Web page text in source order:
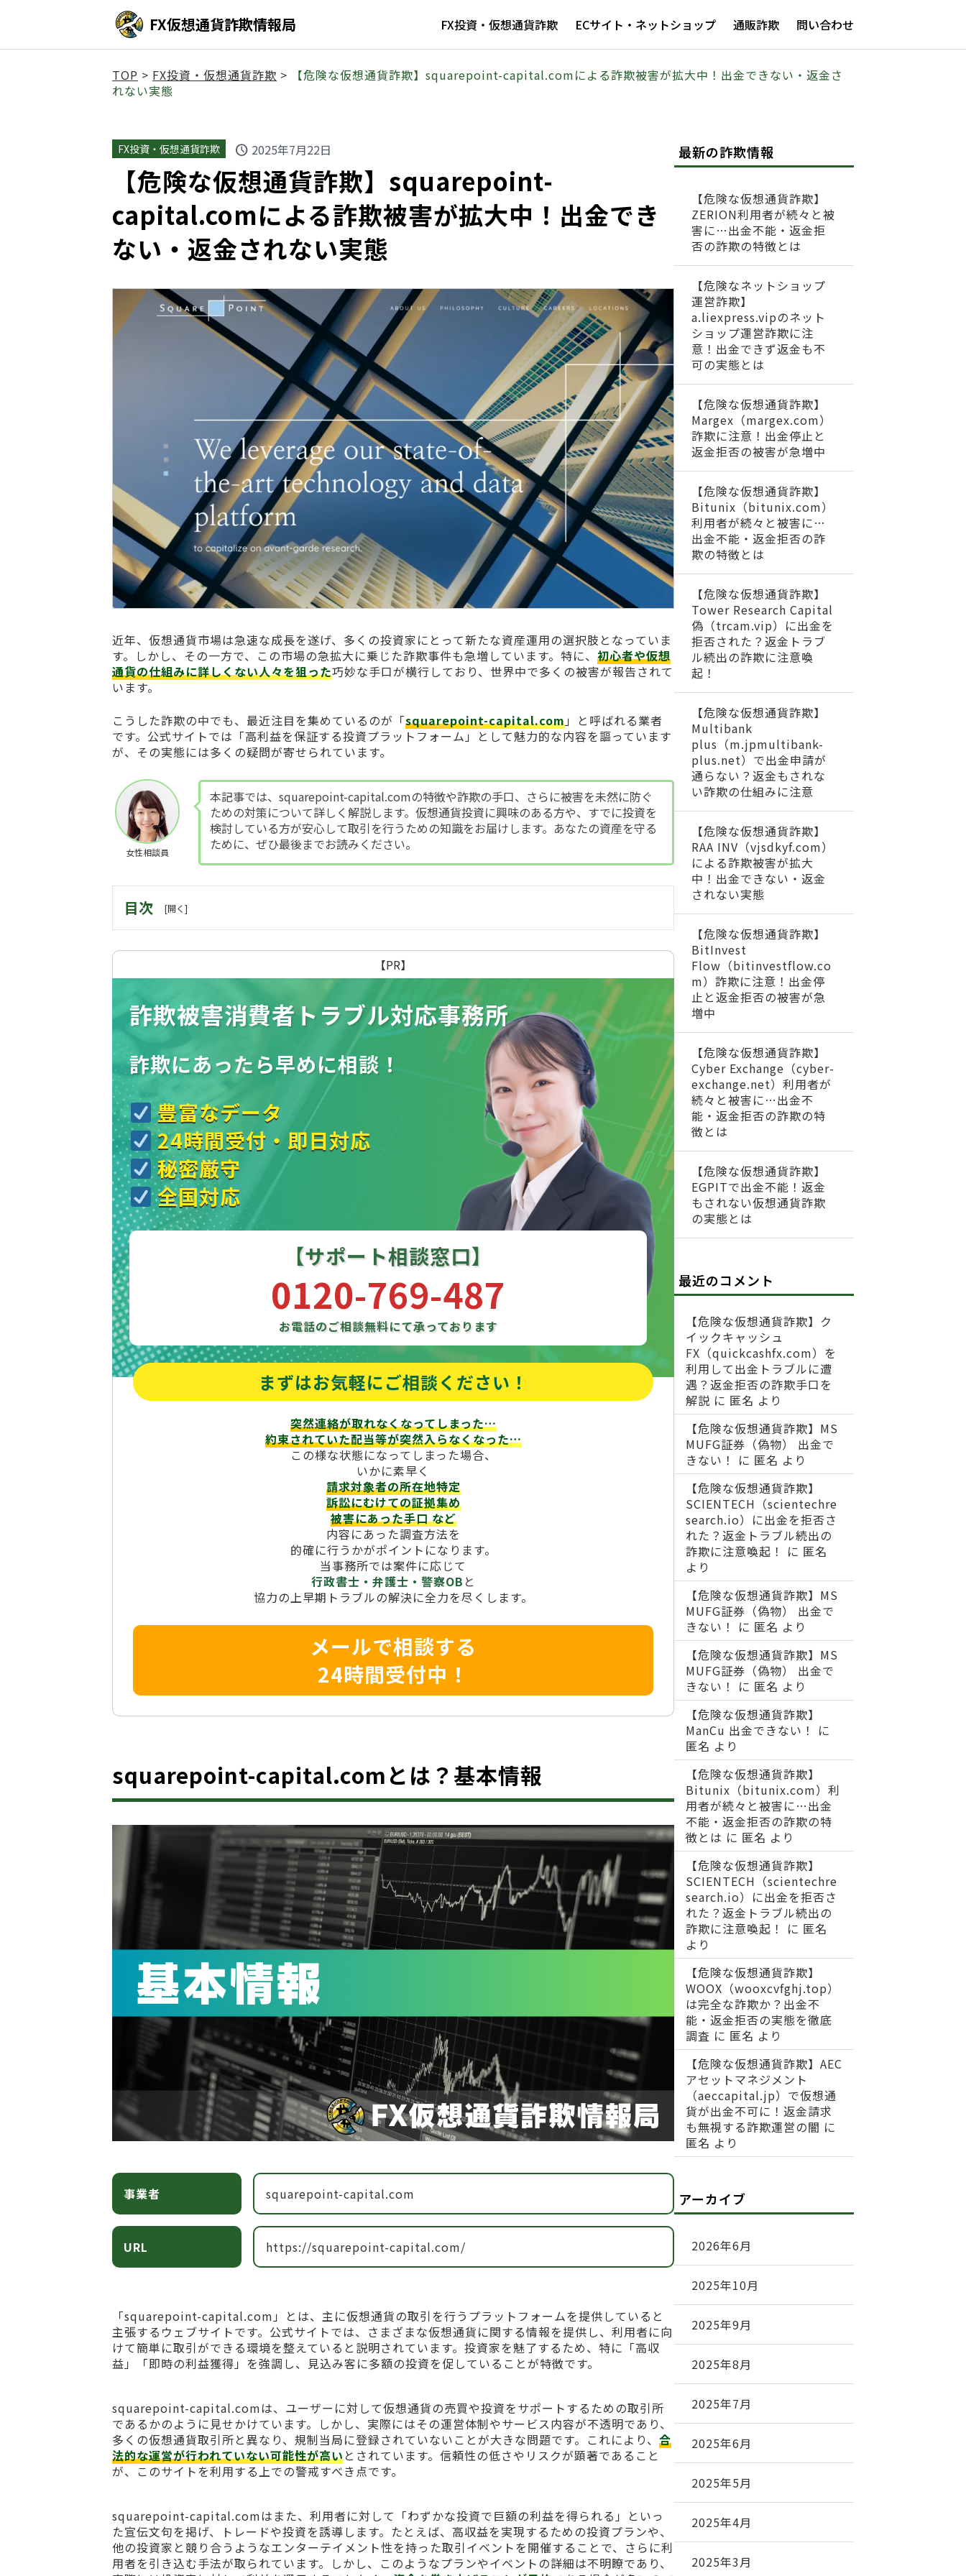
FX仮想通貨詐欺情報局 FX投資・仮想通貨詐欺 ECサイト・ネットショップ 通販詐欺 問い合わせ
TOP > FX投資・仮想通貨詐欺 >
【危険な仮想通貨詐欺】squarepoint-capital.comによる詐欺被害が拡大中！出金できない・返金さ
れない実態
FX投資・仮想通貨詐欺 schedule 2025年7月22日
【危険な仮想通貨詐欺】squarepoint-
capital.comによる詐欺被害が拡大中！出金でき
ない・返金されない実態
近年、仮想通貨市場は急速な成長を遂げ、多くの投資家にとって新たな資産運用の選択肢となっていま
す。しかし、その一方で、この市場の急拡大に乗じた詐欺事件も急増しています。特に、 初心者や仮想
通貨の仕組みに詳しくない人々を狙った巧妙な手口が横行しており、世界中で多くの被害が報告されて
います。
こうした詐欺の中でも、最近注目を集めているのが「squarepoint-capital.com」と呼ばれる業者
です。公式サイトでは「高利益を保証する投資プラットフォーム」として魅力的な内容を謳っています
が、その実態には多くの疑問が寄せられています。
女性相談員
本記事では、squarepoint-capital.comの特徴や詐欺の手口、さらに被害を未然に防ぐ
ための対策について詳しく解説します。仮想通貨投資に興味のある方や、すでに投資を
検討している方が安心して取引を行うための知識をお届けします。あなたの資産を守る
ために、ぜひ最後までお読みください。
目次
【PR】
詐欺被害消費者トラブル対応事務所
詐欺にあったら早めに相談！
豊富なデータ
24時間受付・即日対応
秘密厳守
全国対応
【サポート相談窓口】
0120-769-487
お電話のご相談無料にて承っております
まずはお気軽にご相談ください！
突然連絡が取れなくなってしまった…
約束されていた配当等が突然入らなくなった…
この様な状態になってしまった場合、
いかに素早く
請求対象者の所在地特定
訴訟にむけての証拠集め
被害にあった手口など
内容にあった調査方法を
的確に行うかがポイントになります。
当事務所では案件に応じて
行政書士・弁護士・警察OB と
協力の上早期トラブルの解決に全力を尽くします。
メールで相談する
24時間受付中！
squarepoint-capital.comとは？基本情報
事業者 squarepoint-capital.com
URL https://squarepoint-capital.com/
「squarepoint-capital.com」とは、主に仮想通貨の取引を行うプラットフォームを提供していると
主張するウェブサイトです。公式サイトでは、さまざまな仮想通貨に関する情報を提供し、利用者に向
けて簡単に取引ができる環境を整えていると説明されています。投資家を魅了するため、特に「高収
益」「即時の利益獲得」を強調し、見込み客に多額の投資を促していることが特徴です。
squarepoint-capital.comは、ユーザーに対して仮想通貨の売買や投資をサポートするための取引所
であるかのように見せかけています。しかし、実際にはその運営体制やサービス内容が不透明であり、
多くの仮想通貨取引所と異なり、規制当局に登録されていないことが大きな問題です。これにより、 合
法的な運営が行われていない可能性が高いとされています。信頼性の低さやリスクが顕著であること
が、このサイトを利用する上での警戒すべき点です。
squarepoint-capital.comはまた、利用者に対して「わずかな投資で巨額の利益を得られる」といっ
た宣伝文句を掲げ、トレードや投資を誘導します。たとえば、高収益を実現するための投資プランや、
他の投資家と競り合うようなエンターテイメント性を持った取引イベントを開催することで、さらに利
用者を引き込む手法が取られています。しかし、このようなプランやイベントの詳細は不明瞭であり、
最新の詐欺情報
【危険な仮想通貨詐欺】
ZERION利用者が続々と被
害に…出金不能・返金拒
否の詐欺の特徴とは
【危険なネットショップ
運営詐欺】
a.liexpress.vipのネット
ショップ運営詐欺に注
意！出金できず返金も不
可の実態とは
【危険な仮想通貨詐欺】
Margex（margex.com）
詐欺に注意！出金停止と
返金拒否の被害が急増中
【危険な仮想通貨詐欺】
Bitunix（bitunix.com）
利用者が続々と被害に…
出金不能・返金拒否の詐
欺の特徴とは
【危険な仮想通貨詐欺】
Tower Research Capital
偽（trcam.vip）に出金を
拒否された？返金トラブ
ル続出の詐欺に注意喚
起！
【危険な仮想通貨詐欺】
Multibank
plus（m.jpmultibank-
plus.net）で出金申請が
通らない？返金もされな
い詐欺の仕組みに注意
【危険な仮想通貨詐欺】
RAA INV（vjsdkyf.com）
による詐欺被害が拡大
中！出金できない・返金
されない実態
【危険な仮想通貨詐欺】
BitInvest
Flow（bitinvestflow.co
m）詐欺に注意！出金停
止と返金拒否の被害が急
増中
【危険な仮想通貨詐欺】
Cyber Exchange（cyber-
exchange.net）利用者が
続々と被害に…出金不
能・返金拒否の詐欺の特
徴とは
【危険な仮想通貨詐欺】
EGPITで出金不能！返金
もされない仮想通貨詐欺
の実態とは
最近のコメント
【危険な仮想通貨詐欺】ク
イックキャッシュ
FX（quickcashfx.com）を
利用して出金トラブルに遭
遇？返金拒否の詐欺手口を
解説 に 匿名 より
【危険な仮想通貨詐欺】MS
MUFG証券（偽物） 出金で
きない！
に 匿名 より
【危険な仮想通貨詐欺】
SCIENTECH（scientechre
search.io）に出金を拒否さ
れた？返金トラブル続出の
詐欺に注意喚起！
に 匿名
より
【危険な仮想通貨詐欺】MS
MUFG証券（偽物） 出金で
きない！
に 匿名 より
【危険な仮想通貨詐欺】MS
MUFG証券（偽物） 出金で
きない！
に 匿名 より
【危険な仮想通貨詐欺】
ManCu 出金できない！
に
匿名 より
【危険な仮想通貨詐欺】
Bitunix（bitunix.com）利
用者が続々と被害に…出金
不能・返金拒否の詐欺の特
徴とは に 匿名 より
【危険な仮想通貨詐欺】
SCIENTECH（scientechre
search.io）に出金を拒否さ
れた？返金トラブル続出の
詐欺に注意喚起！
に 匿名
より
【危険な仮想通貨詐欺】
WOOX（wooxcvfghj.top）
は完全な詐欺か？出金不
能・返金拒否の実態を徹底
調査 に 匿名 より
【危険な仮想通貨詐欺】AEC
アセットマネジメント
（aeccapital.jp）で仮想通
貨が出金不可に！返金請求
も無視する詐欺運営の闇 に
匿名 より
アーカイブ
2026年6月
2025年10月
2025年9月
2025年8月
2025年7月
2025年6月
2025年5月
2025年4月
2025年3月